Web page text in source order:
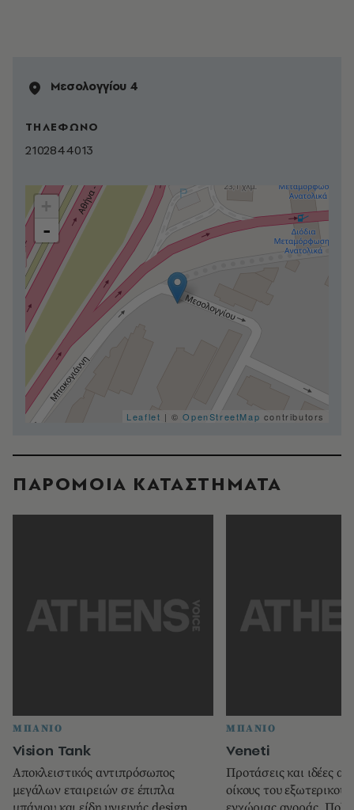
Μεσολογγίου 4
ΤΗΛΕΦΩΝΟ
2102844013
-
Leaflet | ©OpenStreetMap contributors
ΠΑΡΟΜΟΙΑ ΚΑΤΑΣΤΗΜΑΤΑ
ΜΠΑΝΙΟ
Vision Tank
Αποκλειστικός αντιπρόσωπος
μεγάλων εταιρειών σε έπιπλα
ΜΠΑΝΙΟ
Veneti
Προτάσεις και ιδέες
οίκους του εξωτερικού